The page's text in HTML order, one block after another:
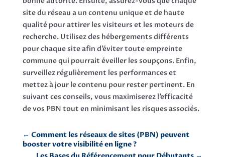
site du réseau a un contenu unique et de haute
qualité pour attirer les visiteurs et les moteurs de
recherche. Utilisez des hébergements différents
pour chaque site afin d’éviter toute empreinte
commune qui pourrait éveiller les soupçons. Enfin,
surveillez régulièrement les performances et
mettez à jour le contenu pour rester pertinent. En
suivant ces conseils, vous maximiserez l’efficacité
de vos PBN tout en minimisant les risques associés.
← Comment les réseaux de sites (PBN) peuvent
booster votre visibilité en ligne ?